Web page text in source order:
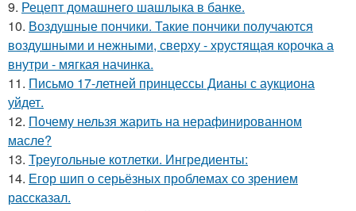
9. Рецепт домашнего шашлыка в банке.
10. Воздушные пончики. Такие пончики получаются
воздушными и нежными, сверху - хрустящая корочка а
внутри - мягкая начинка.
11. Письмо 17-летней принцессы Дианы с аукциона
уйдет.
12. Почему нельзя жарить на нерафинированном
масле?
13. Треугольные котлетки. Ингредиенты:
14. Егор шип о серьёзных проблемах со зрением
рассказал.